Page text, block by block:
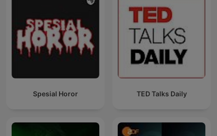
Spesial Horor TED Talks Daily